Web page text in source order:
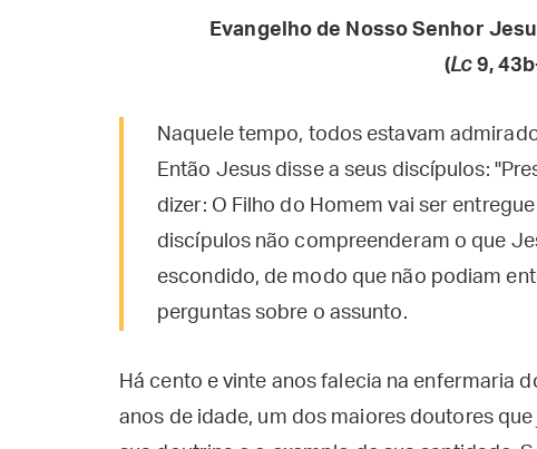
Evangelho de Nosso Senhor
(Lc9,
Naquele tempo, todos estavam
Então Jesus disse a seus discípulos:
dizer: O Filho do Homem vai ser
discípulos não compreenderam o que
escondido, de modo que não podiam
perguntas sobre o assunto.
Há cento e vinte anos falecia na enfermaria
anos de idade, um dos maiores doutores